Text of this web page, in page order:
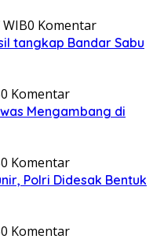
0 Komentar
tangkap Bandar Sabu
0 Komentar
Mengambang di
0 Komentar
Polri Didesak Bentuk
0 Komentar